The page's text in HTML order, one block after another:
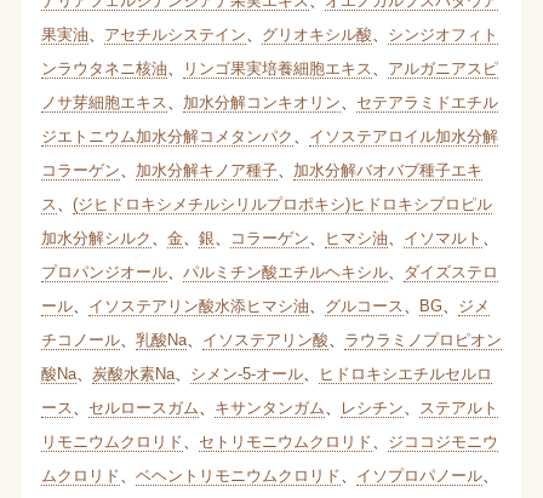
果実油
アセチルシステイン グリオキシル酸
シンジオフィト
ンラウタネニ核油
リンゴ果実培養細胞エキス
アルガニアスピ
ノサ芽細胞エキス
加水分解コンキオリン
セテアラミドエチル
ジエトニウム加水分解コメタンパク
イソステアロイル加水分解
コラーゲン
加水分解キノア種子、 加水分解バオバブ種子エキ
ス
(ジヒドロキシメチルシリルプロポキシ)ヒドロキシプロピル
加水分解シルク
金 銀 コラーゲン ヒマシ油 イソマルト
プロパンジオール、 パルミチン酸エチルヘキシル、 ダイズステロ
ール、 イソステアリン酸水添ヒマシ油 グルコース BG、 ジメ
チコノール、 乳酸Na、 イソステアリン酸
ラウラミノプロピオン
酸Na、 炭酸水素Na、 シメン-5-オール、
ヒドロキシエチルセルロ
ース
セルロースガム キサンタンガム レシチン
ステアルト
リモニウムクロリド
セトリモニウムクロリド
ジココジモニウ
ムクロリド
ベヘントリモニウムクロリド イソプロパノール、